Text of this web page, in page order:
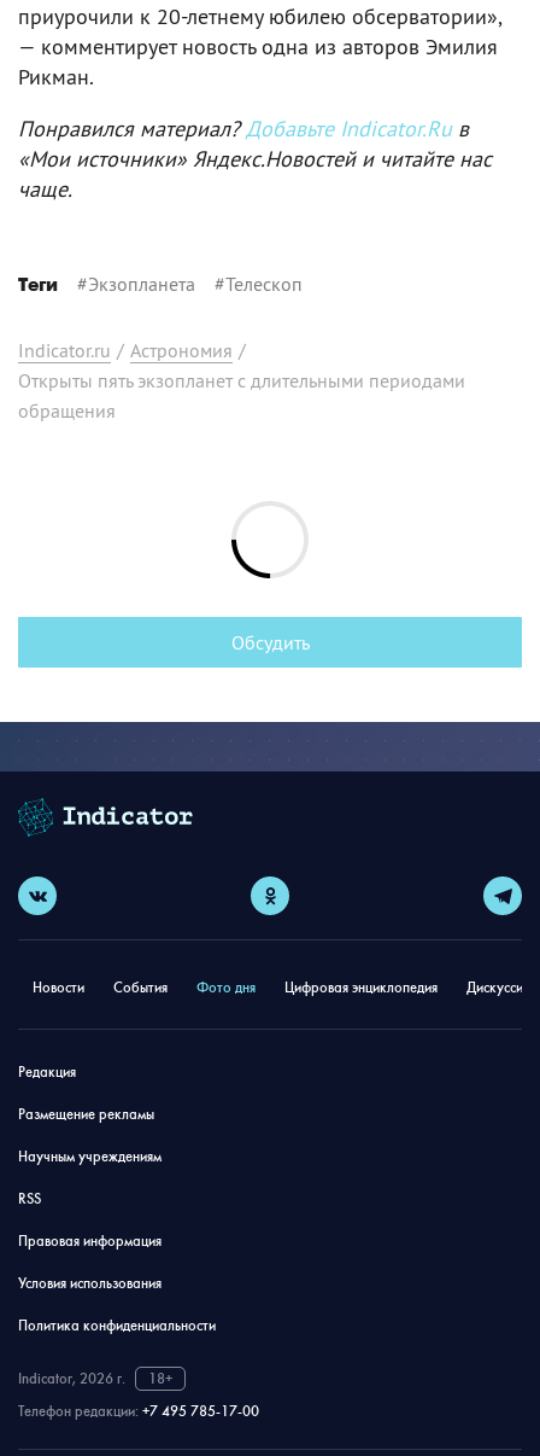
приурочили к 20-летнему юбилею обсерватории»,
— комментирует новость одна из авторов Эмилия
Рикман.
Понравился материал?Добавьте Indicator.Ruв
«Мои источники» Яндекс.Новостей и читайте нас
чаще.
Теги #Экзопланета #Телескоп
Indicator.ru / Астрономия /
Открыты пять экзопланет с длительными периодами
обращения
Обсудить
Новости События Фото дня Цифровая энциклопедия
Редакция
Размещение рекламы
Научным учреждениям
RSS
Правовая информация
Условия использования
Политика конфиденциальности
Indicator, 2026 г.
18+
Телефон редакции: +7 495 785-17-00